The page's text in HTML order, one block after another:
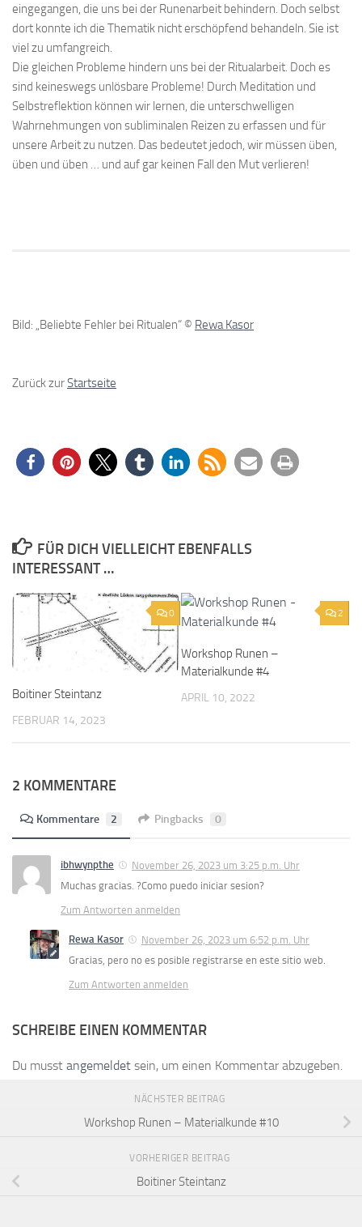
eingegangen, die uns bei der Runenarbeit behindern. Doch selbst
dort konnte ich die Thematik nicht erschöpfend behandeln. Sie ist
viel zu umfangreich.
Die gleichen Probleme hindern uns bei der Ritualarbeit. Doch es
sind keineswegs unlösbare Probleme! Durch Meditation und
Selbstreflektion können wir lernen, die unterschwelligen
Wahrnehmungen von subliminalen Reizen zu erfassen und für
unsere Arbeit zu nutzen. Das bedeutet jedoch, wir müssen üben,
üben und üben … und auf gar keinen Fall den Mut verlieren!
Bild: „Beliebte Fehler bei Ritualen“ © Rewa Kasor
Zurück zurStartseite
FÜR DICH VIELLEICHT EBENFALLS
INTERESSANT …
0
Boitiner Steintanz
FEBRUAR 14, 2023
2
Workshop Runen –
Materialkunde #4
APRIL 10, 2022
2 KOMMENTARE
Kommentare 2 Pingbacks 0
ibhwynpthe
November 26, 2023 um 3:25 p.m. Uhr
Muchas gracias. ?Como puedo iniciar sesion?
Zum Antworten anmelden
Rewa Kasor
November 26, 2023 um 6:52 p.m. Uhr
Gracias, pero no es posible registrarse en este sitio web.
Zum Antworten anmelden
SCHREIBE EINEN KOMMENTAR
Du musst angemeldet sein, um einen Kommentar abzugeben.
NÄCHSTER BEITRAG
Workshop Runen – Materialkunde #10
VORHERIGER BEITRAG
Boitiner Steintanz